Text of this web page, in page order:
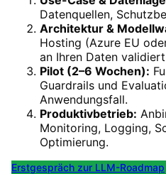
Datenquellen,
Architektur &
Hosting (Azure EU
an Ihren Daten
Pilot (2–6 Wochen):
Guardrails und
Anwendungsfall.
Produktivbetrieb:
Monitoring, Logging,
Optimierung.
Erstgespräch zur LLM-Roadmap